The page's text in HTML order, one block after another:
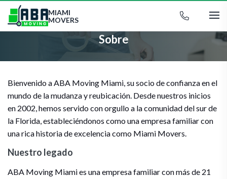
MIAMI
MOVERS
Sobre
Bienvenido a ABA Moving Miami, su socio de confianza en el
mundo de la mudanza y reubicación. Desde nuestros inicios
en 2002, hemos servido con orgullo a la comunidad del sur de
la Florida, estableciéndonos como una empresa familiar con
una rica historia de excelencia como Miami Movers.
Nuestro legado
ABA Moving Miami es una empresa familiar con más de 21